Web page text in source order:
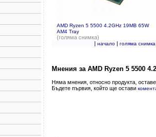
AMD Ryzen 5 5500 4.2GHz 19MB 65W
AM4 Tray
(голяма снимка)
| начало| голяма снимка
Мнения за AMD Ryzen 5 5500
Няма мнения, относно продукта,
Бъдете първия, който ще остави